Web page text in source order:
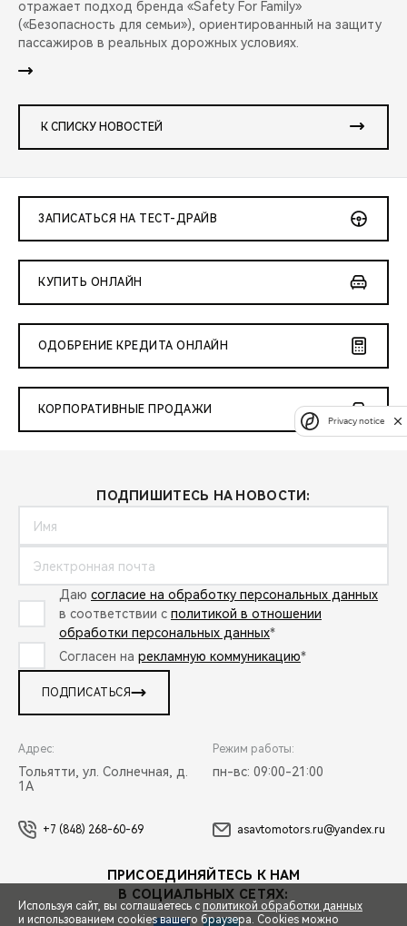
отражает подход бренда «Safety For Family»
(«Безопасность для семьи»), ориентированный на защиту
пассажиров в реальных дорожных условиях.
К СПИСКУ НОВОСТЕЙ
ЗАПИСАТЬСЯ НА ТЕСТ-ДРАЙВ
КУПИТЬ ОНЛАЙН
ОДОБРЕНИЕ КРЕДИТА ОНЛАЙН
КОРПОРАТИВНЫЕ ПРОДАЖИ
ПОДПИШИТЕСЬ НА НОВОСТИ:
Даю согласие на обработку персональных данных
в соответствии с политикой в отношении
обработки персональных данных*
Согласен на рекламную коммуникацию*
ПОДПИСАТЬСЯ
Адрес:
Тольятти, ул. Солнечная, д.
1А
Режим работы:
пн-вс: 09:00-21:00
+7 (848) 268-60-69 asavtomotors.ru@yandex.ru
ПРИСОЕДИНЯЙТЕСЬ К НАМ
В СОЦИАЛЬНЫХ СЕТЯХ:
Используя сайт, вы соглашаетесь с политикой обработки данных
и использованием cookies вашего браузера. Cookies можно
Privacy notice